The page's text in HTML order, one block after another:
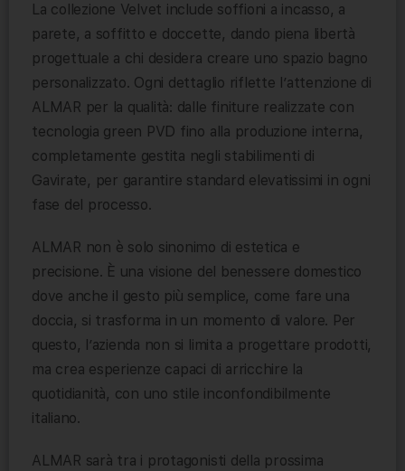
La collezione Velvet include soffioni a incasso, a
parete, a soffitto e doccette, dando piena libertà
progettuale a chi desidera creare uno spazio bagno
personalizzato. Ogni dettaglio riflette l’attenzione di
ALMAR per la qualità: dalle finiture realizzate con
tecnologia green PVD fino alla produzione interna,
completamente gestita negli stabilimenti di
Gavirate, per garantire standard elevatissimi in ogni
fase del processo.
ALMAR non è solo sinonimo di estetica e
precisione. È una visione del benessere domestico
dove anche il gesto più semplice, come fare una
doccia, si trasforma in un momento di valore. Per
questo, l’azienda non si limita a progettare prodotti,
ma crea esperienze capaci di arricchire la
quotidianità, con uno stile inconfondibilmente
italiano.
ALMAR sarà tra i protagonisti della prossima